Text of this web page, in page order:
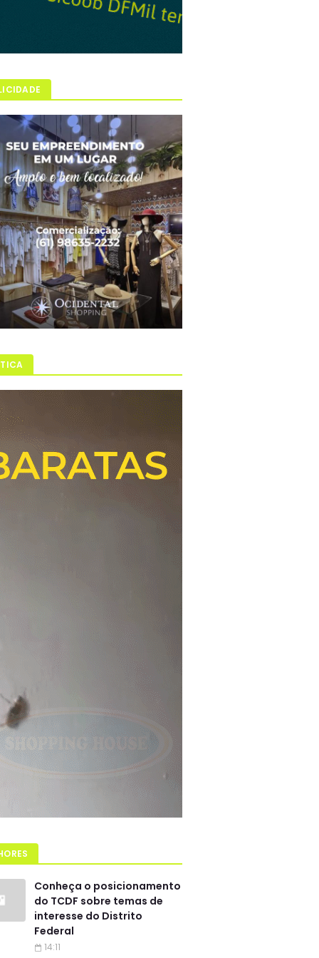
Conheça o posicionamento
do TCDF sobre temas de
interesse do Distrito
Federal
14:11